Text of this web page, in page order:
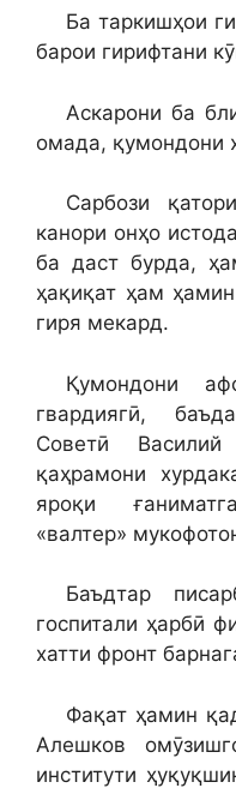
Ба таркишҳои
барои гирифтани
Аскарони ба
омада, қумондони
Сарбози
канори онҳо
ба даст бурда,
ҳақиқат ҳам
гиря мекард.
Қумондони
гвардиягӣ,
Советӣ
қаҳрамони
яроқи
«валтер»
Баъдтар
госпитали ҳарбӣ
хатти фронт
Фақат ҳамин
Алешков
институти